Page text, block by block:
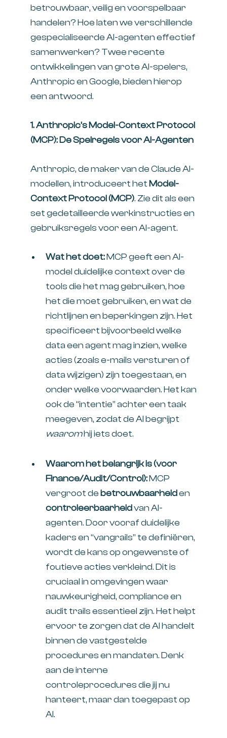
betrouwbaar, veilig en voorspelbaar
handelen? Hoe laten we verschillende
gespecialiseerde AI-agenten effectief
samenwerken? Twee recente
ontwikkelingen van grote AI-spelers,
Anthropic en Google, bieden hierop
een antwoord.
1. Anthropic’s Model-Context Protocol
(MCP): De Spelregels voor AI-Agenten
Anthropic, de maker van de Claude AI-
modellen, introduceert het Model-
Context Protocol (MCP). Zie dit als een
set gedetailleerde werkinstructies en
gebruiksregels voor een AI-agent.
Wat het doet:MCP geeft een AI-
model duidelijke context over de
tools die het mag gebruiken, hoe
het die moet gebruiken, en wat de
richtlijnen en beperkingen zijn. Het
specificeert bijvoorbeeld welke
data een agent mag inzien, welke
acties (zoals e-mails versturen of
data wijzigen) zijn toegestaan, en
onder welke voorwaarden. Het kan
ook de “intentie” achter een taak
meegeven, zodat de AI begrijpt
waaromhij iets doet.
Waarom het belangrijk is (voor
Finance/Audit/Control):MCP
vergroot de betrouwbaarheiden
controleerbaarheidvan AI-
agenten. Door vooraf duidelijke
kaders en “vangrails” te definiëren,
wordt de kans op ongewenste of
foutieve acties verkleind. Dit is
cruciaal in omgevingen waar
nauwkeurigheid, compliance en
audit trails essentieel zijn. Het helpt
ervoor te zorgen dat de AI handelt
binnen de vastgestelde
procedures en mandaten. Denk
aan de interne
controleprocedures die jij nu
hanteert, maar dan toegepast op
AI.